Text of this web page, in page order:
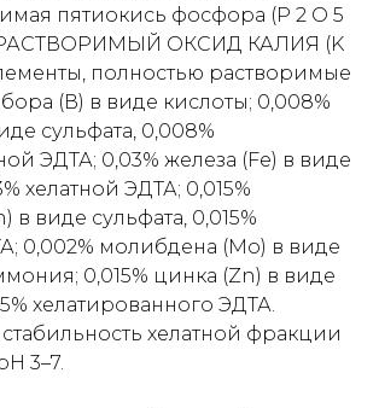
пятиокись фосфора (P 2 O 5
ОКСИД КАЛИЯ (K
полностью растворимые
бора (В) в виде кислоты; 0,008%
сульфата, 0,008%
ЭДТА; 0,03% железа (Fe) в виде
хелатной ЭДТА; 0,015%
в виде сульфата, 0,015%
0,002% молибдена (Mo) в виде
0,015% цинка (Zn) в виде
хелатированного ЭДТА.
хелатной фракции
3–7.